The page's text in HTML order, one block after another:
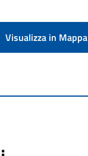
Visualizza in Mappa